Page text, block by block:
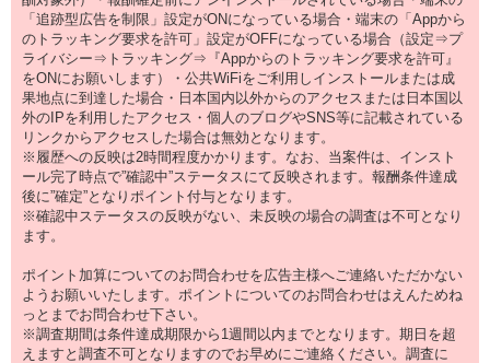
「追跡型広告を制限」設定がONになっている場合・端末の「Appから
のトラッキング要求を許可」設定がOFFになっている場合（設定⇒プ
ライバシー⇒トラッキング⇒『Appからのトラッキング要求を許可』
をONにお願いします）・公共WiFiをご利用しインストールまたは成
果地点に到達した場合・日本国内以外からのアクセスまたは日本国以
外のIPを利用したアクセス・個人のブログやSNS等に記載されている
リンクからアクセスした場合は無効となります。
※履歴への反映は2時間程度かかります。なお、当案件は、インスト
ール完了時点で”確認中”ステータスにて反映されます。報酬条件達成
後に”確定”となりポイント付与となります。
※確認中ステータスの反映がない、未反映の場合の調査は不可となり
ます。
ポイント加算についてのお問合わせを広告主様へご連絡いただかない
ようお願いいたします。ポイントについてのお問合わせはえんためね
っとまでお問合わせ下さい。
※調査期間は条件達成期限から1週間以内までとなります。期日を超
えますと調査不可となりますのでお早めにご連絡ください。調査に